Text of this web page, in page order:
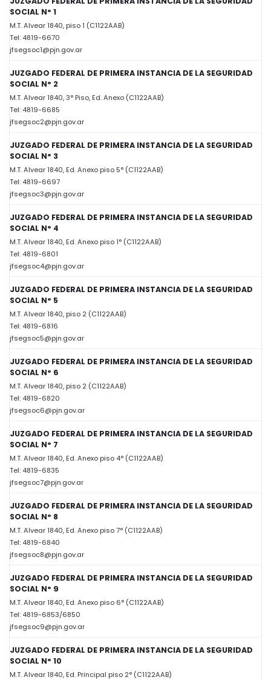
SOCIAL N° 1
M.T. Alvear 1840, piso 1 (C1122AAB)
Tel: 4819-6670
jfsegsoc1@pjn.gov.ar
JUZGADO FEDERAL DE PRIMERA INSTANCIA DE LA SEGURIDAD
SOCIAL N° 2
M.T. Alvear 1840, 3° Piso, Ed. Anexo (C1122AAB)
Tel: 4819-6685
jfsegsoc2@pjn.gov.ar
JUZGADO FEDERAL DE PRIMERA INSTANCIA DE LA SEGURIDAD
SOCIAL N° 3
M.T. Alvear 1840, Ed. Anexo piso 5° (C1122AAB)
Tel: 4819-6697
jfsegsoc3@pjn.gov.ar
JUZGADO FEDERAL DE PRIMERA INSTANCIA DE LA SEGURIDAD
SOCIAL N° 4
M.T. Alvear 1840, Ed. Anexo piso 1° (C1122AAB)
Tel: 4819-6801
jfsegsoc4@pjn.gov.ar
JUZGADO FEDERAL DE PRIMERA INSTANCIA DE LA SEGURIDAD
SOCIAL N° 5
M.T. Alvear 1840, piso 2 (C1122AAB)
Tel: 4819-6816
jfsegsoc5@pjn.gov.ar
JUZGADO FEDERAL DE PRIMERA INSTANCIA DE LA SEGURIDAD
SOCIAL N° 6
M.T. Alvear 1840, piso 2 (C1122AAB)
Tel: 4819-6820
jfsegsoc6@pjn.gov.ar
JUZGADO FEDERAL DE PRIMERA INSTANCIA DE LA SEGURIDAD
SOCIAL N° 7
M.T. Alvear 1840, Ed. Anexo piso 4° (C1122AAB)
Tel: 4819-6835
jfsegsoc7@pjn.gov.ar
JUZGADO FEDERAL DE PRIMERA INSTANCIA DE LA SEGURIDAD
SOCIAL N° 8
M.T. Alvear 1840, Ed. Anexo piso 7° (C1122AAB)
Tel: 4819-6840
jfsegsoc8@pjn.gov.ar
JUZGADO FEDERAL DE PRIMERA INSTANCIA DE LA SEGURIDAD
SOCIAL N° 9
M.T. Alvear 1840, Ed. Anexo piso 6° (C1122AAB)
Tel: 4819-6853/6850
jfsegsoc9@pjn.gov.ar
JUZGADO FEDERAL DE PRIMERA INSTANCIA DE LA SEGURIDAD
SOCIAL N° 10
M.T. Alvear 1840, Ed. Principal piso 2° (C1122AAB)